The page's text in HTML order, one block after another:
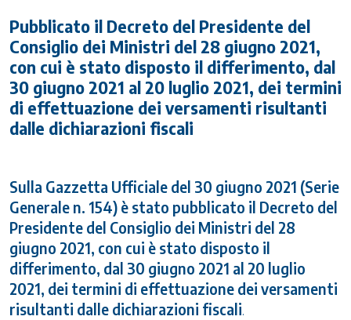
Pubblicato il Decreto del Presidente del
Consiglio dei Ministri del 28 giugno 2021,
con cui è stato disposto il differimento, dal
30 giugno 2021 al 20 luglio 2021, dei termini
di effettuazione dei versamenti risultanti
dalle dichiarazioni fiscali
Sulla Gazzetta Ufficiale del 30 giugno 2021 (Serie
Generale n. 154) è stato pubblicato il Decreto del
Presidente del Consiglio dei Ministri del 28
giugno 2021, con cui è stato disposto il
differimento, dal 30 giugno 2021 al 20 luglio
2021, dei termini di effettuazione dei versamenti
risultanti dalle dichiarazioni fiscali.